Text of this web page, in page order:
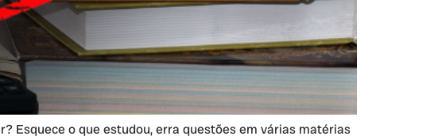
Esquece o que estudou, erra questões em várias matérias